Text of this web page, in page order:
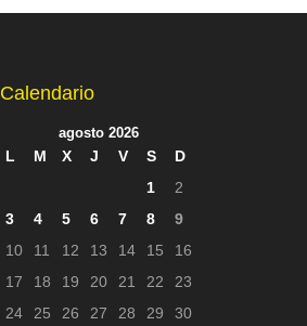
Calendario
agosto 2026
L M X J V S
D
1
2
3
4 5 6 7 8
9
10
11 12 13 14 15
16
17
18 19 20 21 22
23
24
25 26 27 28 29 30